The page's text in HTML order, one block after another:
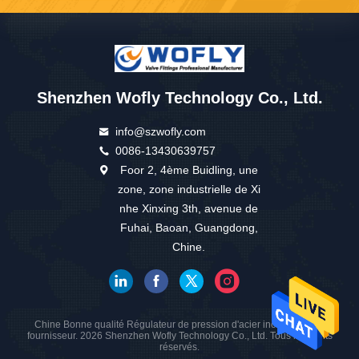
Shenzhen Wofly Technology Co., Ltd.
info@szwofly.com
0086-13430639757
Foor 2, 4ème Buidling, une
zone, zone industrielle de Xi
nhe Xinxing 3th, avenue de
Fuhai, Baoan, Guangdong,
Chine.
Chine Bonne qualité Régulateur de pression d'acier inoxydable Le
fournisseur. 2026 Shenzhen Wofly Technology Co., Ltd. Tous les droits
réservés.